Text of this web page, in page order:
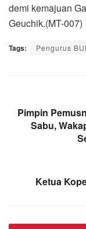
demi kemajuan
Geuchik.(MT-007)
Tags: Pengurus
Pimpin
Sabu,
Ketua